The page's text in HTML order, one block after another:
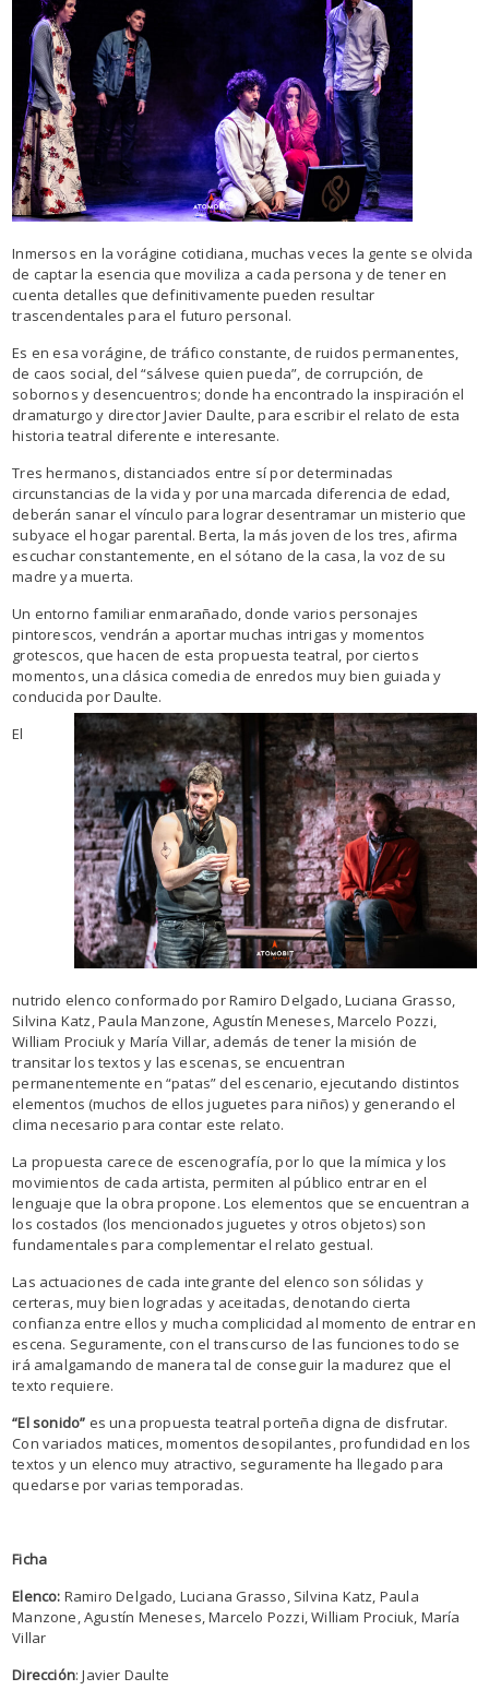
Inmersos en la vorágine cotidiana, muchas veces la gente se olvida
de captar la esencia que moviliza a cada persona y de tener en
cuenta detalles que definitivamente pueden resultar
trascendentales para el futuro personal.
Es en esa vorágine, de tráfico constante, de ruidos permanentes,
de caos social, del “sálvese quien pueda”, de corrupción, de
sobornos y desencuentros; donde ha encontrado la inspiración el
dramaturgo y director Javier Daulte, para escribir el relato de esta
historia teatral diferente e interesante.
Tres hermanos, distanciados entre sí por determinadas
circunstancias de la vida y por una marcada diferencia de edad,
deberán sanar el vínculo para lograr desentramar un misterio que
subyace el hogar parental. Berta, la más joven de los tres, afirma
escuchar constantemente, en el sótano de la casa, la voz de su
madre ya muerta.
Un entorno familiar enmarañado, donde varios personajes
pintorescos, vendrán a aportar muchas intrigas y momentos
grotescos, que hacen de esta propuesta teatral, por ciertos
momentos, una clásica comedia de enredos muy bien guiada y
conducida por Daulte.
El
nutrido elenco conformado por Ramiro Delgado, Luciana Grasso,
Silvina Katz, Paula Manzone, Agustín Meneses, Marcelo Pozzi,
William Prociuk y María Villar, además de tener la misión de
transitar los textos y las escenas, se encuentran
permanentemente en “patas” del escenario, ejecutando distintos
elementos (muchos de ellos juguetes para niños) y generando el
clima necesario para contar este relato.
La propuesta carece de escenografía, por lo que la mímica y los
movimientos de cada artista, permiten al público entrar en el
lenguaje que la obra propone. Los elementos que se encuentran a
los costados (los mencionados juguetes y otros objetos) son
fundamentales para complementar el relato gestual.
Las actuaciones de cada integrante del elenco son sólidas y
certeras, muy bien logradas y aceitadas, denotando cierta
confianza entre ellos y mucha complicidad al momento de entrar en
escena. Seguramente, con el transcurso de las funciones todo se
irá amalgamando de manera tal de conseguir la madurez que el
texto requiere.
“El sonido” es una propuesta teatral porteña digna de disfrutar.
Con variados matices, momentos desopilantes, profundidad en los
textos y un elenco muy atractivo, seguramente ha llegado para
quedarse por varias temporadas.
Ficha
Elenco: Ramiro Delgado, Luciana Grasso, Silvina Katz, Paula
Manzone, Agustín Meneses, Marcelo Pozzi, William Prociuk, María
Villar
Dirección: Javier Daulte